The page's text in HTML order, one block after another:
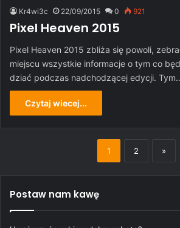
Kr4wi3c 22/09/2015 0 921
Pixel Heaven 2015
Pixel Heaven 2015 zbliża się powoli,
miejscu wszystkie informacje o tym co
dziać podczas nadchodzącej edycji.
Czytaj wiecej...
1 2 »
Postaw nam kawę